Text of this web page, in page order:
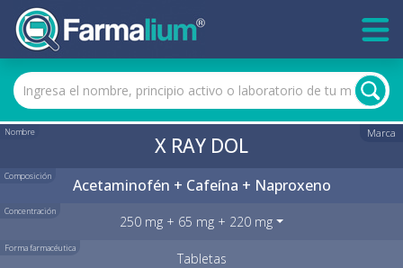
Nombre Marca
X RAY DOL
Composición Acetaminofén + Cafeína + Naproxeno
Concentración
250 mg + 65 mg + 220 mg
Forma farmacéutica
Tabletas